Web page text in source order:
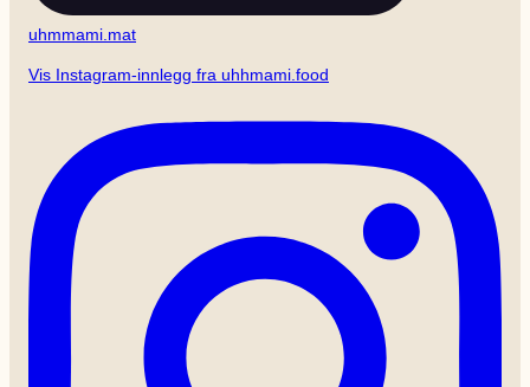
uhmmami.mat
Vis Instagram-innlegg fra uhhmami.food